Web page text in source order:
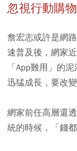
忽視行動購
詹宏志或許是網
速普及後，網家
「App難用」的
迅猛成長，要改
網家前任高層還
統的時候，「錢